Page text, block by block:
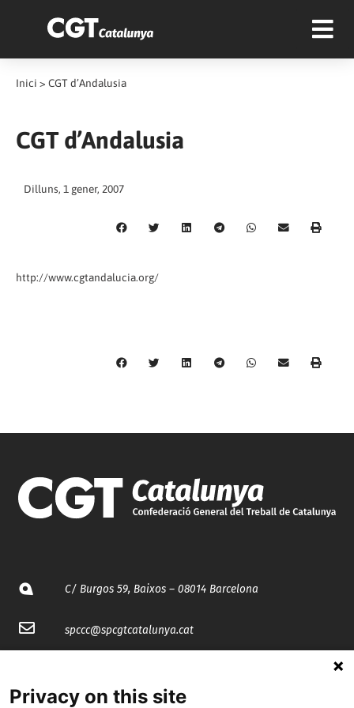
Inici > CGT d’Andalusia
CGT d’Andalusia
Dilluns, 1 gener, 2007
http://www.cgtandalucia.org/
C/ Burgos 59, Baixos – 08014 Barcelona
spccc@spcgtcatalunya.cat
Privacy on this site